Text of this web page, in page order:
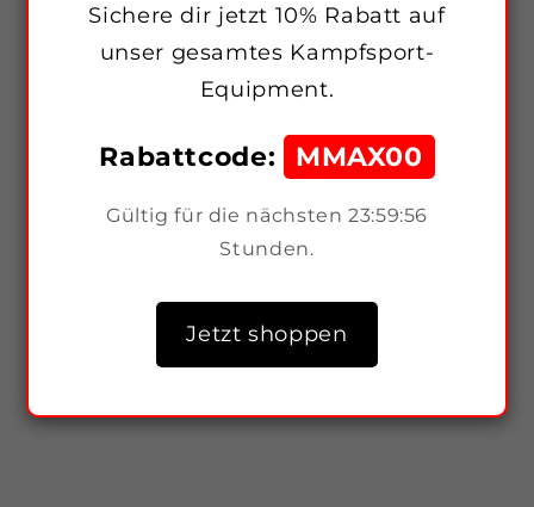
Sichere dir jetzt 10% Rabatt auf
unser gesamtes Kampfsport-
Equipment.
Rabattcode: MMAX00
Gültig für die nächsten23:59:56
Stunden.
Jetzt shoppen
für anspruchsvolle Boxer, Kickboxer &
MMA-Athleten, die keine Kompromisse
Share